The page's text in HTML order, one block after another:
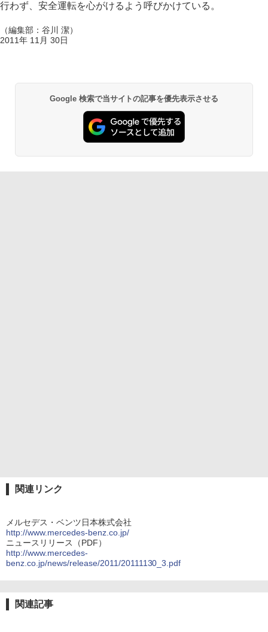
行わず、安全運転を心がけるよう呼びかけている。
（編集部：谷川 潔）
2011年 11月 30日
Google 検索で当サイトの記事を優先表示させる
関連リンク
メルセデス・ベンツ日本株式会社
http://www.mercedes-benz.co.jp/
ニュースリリース（PDF）
http://www.mercedes-
benz.co.jp/news/release/2011/20111130_3.pdf
関連記事